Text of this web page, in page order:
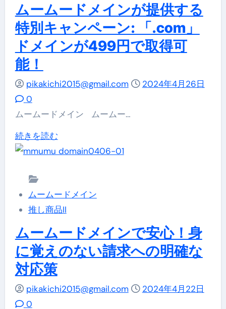
個
性
的
「.site」
つ
て
し
く
む
ン】
法
人
け
最
な
選
ビ
ジ
ネ
ス
オ
リ
エ
ムームードメインが提供する
特別キャンペーン: 「.com」
ドメインが499円で取得可
能！
pikakichi2015@gmail.com
2024年4月26日
0
ムームードメイン ムームー…
続きを読むム
ー
ド
メ
ン
が
提
供
ムームードメイン
推し商品II
ムームードメインで安心！身
に覚えのない請求への明確な
対応策
pikakichi2015@gmail.com
2024年4月22日
0